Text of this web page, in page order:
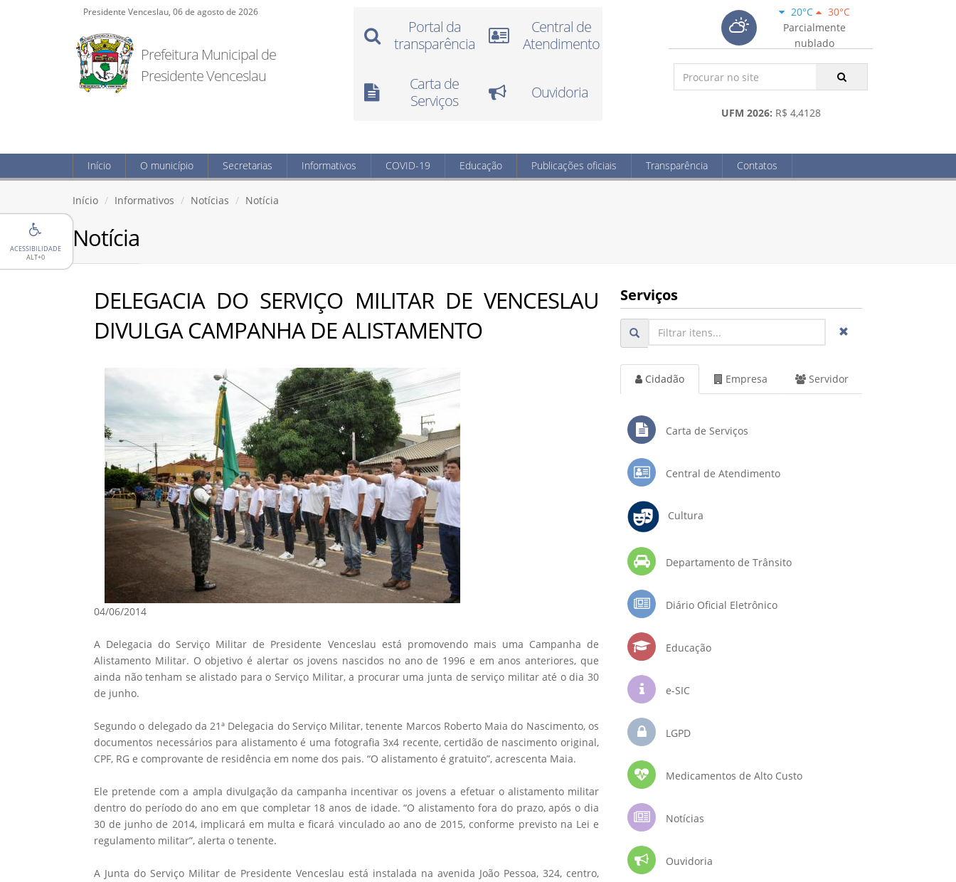
ACESSIBILIDADE
ALT+0
Presidente Venceslau, 06 de agosto de 2026
Prefeitura Municipal de
Presidente Venceslau
Portal da
transparência
Central de
Atendimento
Carta de
Serviços
Ouvidoria
20°C
30°C
Parcialmente
nublado
UFM 2026: R$ 4,4128
Início O município Secretarias Informativos COVID-19 Educação Publicações oficiais Transparência Contatos
Início Informativos Notícias Notícia
Notícia
DELEGACIA DO SERVIÇO MILITAR DE VENCESLAU
DIVULGA CAMPANHA DE ALISTAMENTO
04/06/2014
A Delegacia do Serviço Militar de Presidente Venceslau está promovendo mais uma Campanha de
Alistamento Militar. O objetivo é alertar os jovens nascidos no ano de 1996 e em anos anteriores, que
ainda não tenham se alistado para o Serviço Militar, a procurar uma junta de serviço militar até o dia 30
de junho.
Segundo o delegado da 21ª Delegacia do Serviço Militar, tenente Marcos Roberto Maia do Nascimento, os
documentos necessários para alistamento é uma fotografia 3x4 recente, certidão de nascimento original,
CPF, RG e comprovante de residência em nome dos pais. “O alistamento é gratuito”, acrescenta Maia.
Ele pretende com a ampla divulgação da campanha incentivar os jovens a efetuar o alistamento militar
dentro do período do ano em que completar 18 anos de idade. “O alistamento fora do prazo, após o dia
30 de junho de 2014, implicará em multa e ficará vinculado ao ano de 2015, conforme previsto na Lei e
regulamento militar”, alerta o tenente.
A Junta do Serviço Militar de Presidente Venceslau está instalada na avenida João Pessoa, 324, centro,
Serviços
Cidadão Empresa Servidor
Carta de Serviços
Central de Atendimento
Cultura
Departamento de Trânsito
Diário Oficial Eletrônico
Educação
e-SIC
LGPD
Medicamentos de Alto Custo
Notícias
Ouvidoria